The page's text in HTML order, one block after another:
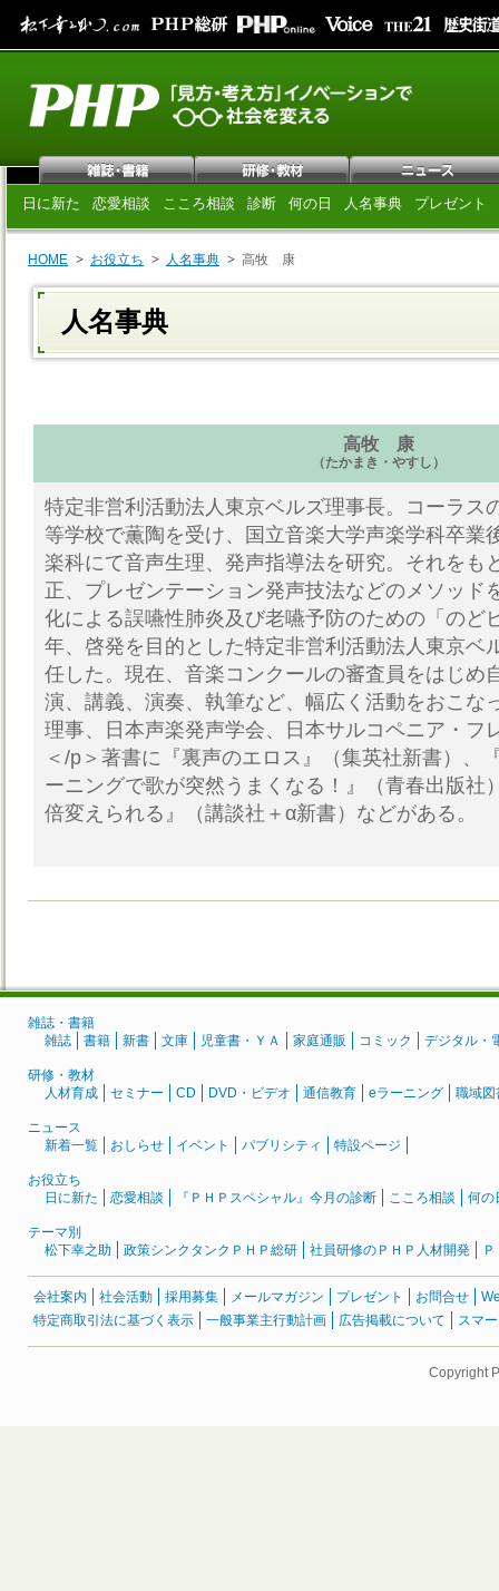
日に新た 恋愛相談 こころ相談 診断 何の日 人名事典 プレゼント
HOME お役立ち 人名事典 高牧 康
人名事典
高牧 康
（たかまき・やすし）
特定非営利活動法人東京ベルズ理事長。コーラス
等学校で薫陶を受け、国立音楽大学声楽学科卒業
楽科にて音声生理、発声指導法を研究。それをも
正、プレゼンテーション発声技法などのメソッド
化による誤嚥性肺炎及び老嚥予防のための「のど
年、啓発を目的とした特定非営利活動法人東京ベ
任した。現在、音楽コンクールの審査員をはじめ
演、講義、演奏、執筆など、幅広く活動をおこな
理事、日本声楽発声学会、日本サルコペニア・フ
＜/p＞著書に『裏声のエロス』（集英社新書）、
ーニングで歌が突然うまくなる！』（青春出版社
倍変えられる』（講談社＋α新書）などがある。
雑誌・書籍
雑誌
書籍 新書 文庫 児童書・ＹＡ 家庭通販 コミック デジタル・
研修・教材
人材育成
セミナー CD DVD・ビデオ 通信教育 eラーニング 職域図
ニュース
新着一覧
おしらせ イベント パブリシティ 特設ページ
お役立ち
日に新た
恋愛相談 『ＰＨＰスペシャル』今月の診断 こころ相談 何の
テーマ別
松下幸之助
政策シンクタンクＰＨＰ総研 社員研修のＰＨＰ人材開発
会社案内 社会活動 採用募集 メールマガジン プレゼント お問合せ
特定商取引法に基づく表示
一般事業主行動計画 広告掲載について スマ
Copyright